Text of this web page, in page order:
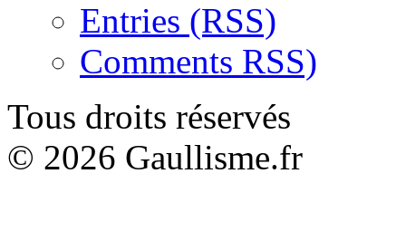
Entries (RSS)
Comments RSS)
Tous droits réservés
© 2026 Gaullisme.fr